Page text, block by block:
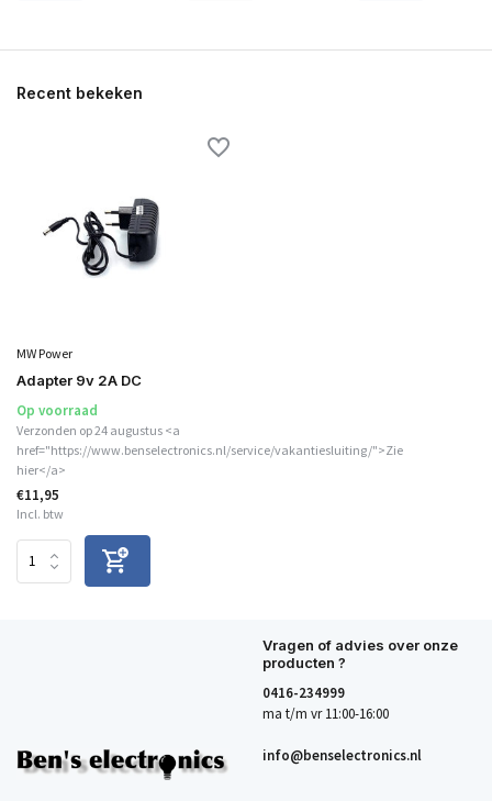
Recent bekeken
MW Power
Adapter 9v 2A DC
Op voorraad
Verzonden op 24 augustus <a
href="https://www.benselectronics.nl/service/vakantiesluiting/">Zie
hier</a>
€11,95
Incl. btw
Vragen of advies over onze
producten ?
0416-234999
ma t/m vr 11:00-16:00
info@benselectronics.nl